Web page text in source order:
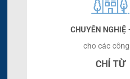
CHUYÊN NGHIỆ
cho các
CHỈ TỪ